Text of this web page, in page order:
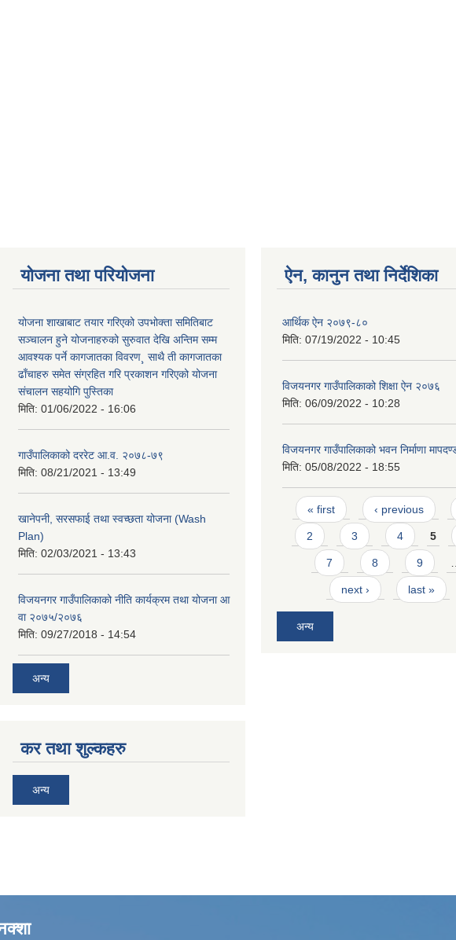
योजना तथा परियोजना
योजना शाखाबाट तयार गरिएको उपभोक्ता समितिबाट
सञ्चालन हुने योजनाहरुको सुरुवात देखि अन्तिम सम्म
आवश्यक पर्ने कागजातका विवरण¸ साथै ती कागजातका
ढाँचाहरु समेत संग्रहित गरि प्रकाशन गरिएको योजना
संचालन सहयोगि पुस्तिका
मिति: 01/06/2022 - 16:06
गाउँपालिकाको दररेट आ.व. २०७८-७९
मिति: 08/21/2021 - 13:49
खानेपनी, सरसफाई तथा स्वच्छता योजना (Wash
Plan)
मिति: 02/03/2021 - 13:43
विजयनगर गाउँपालिकाको नीति कार्यक्रम तथा योजना आ
वा २०७५/२०७६
मिति: 09/27/2018 - 14:54
अन्य
ऐन, कानुन तथा निर्देशिका
आर्थिक ऐन २०७९-८०
मिति: 07/19/2022 - 10:45
विजयनगर गाउँपालिकाको शिक्षा ऐन २०७६
मिति: 06/09/2022 - 10:28
विजयनगर गाउँपालिकाको भवन निर्माणा
मिति: 05/08/2022 - 18:55
Pages
« first ‹ previous
2 3 4 5
7 8 9
next › last »
अन्य
कर तथा शुल्कहरु
अन्य